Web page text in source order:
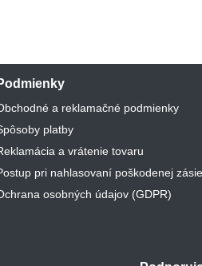
a reklamačné podmienky
platby
a vrátenie tovaru
pri nahlasovaní poškodenej
osobných údajov (GDPR)